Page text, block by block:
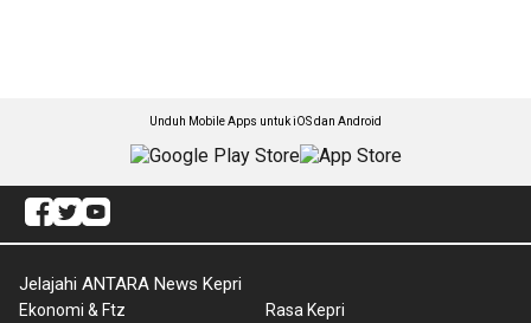
Unduh Mobile Apps untuk iOS dan Android
Jelajahi ANTARA News Kepri
Ekonomi & Ftz
Rasa Kepri